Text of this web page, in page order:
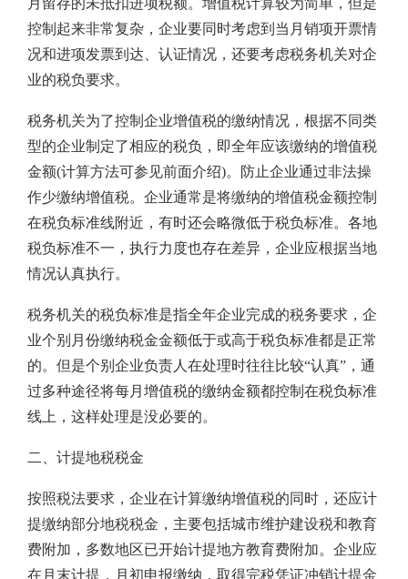
月留存的未抵扣进项税额。增值税计算较为简单，但是
控制起来非常复杂，企业要同时考虑到当月销项开票情
况和进项发票到达、认证情况，还要考虑税务机关对企
业的税负要求。
税务机关为了控制企业增值税的缴纳情况，根据不同类
型的企业制定了相应的税负，即全年应该缴纳的增值税
金额(计算方法可参见前面介绍)。防止企业通过非法操
作少缴纳增值税。企业通常是将缴纳的增值税金额控制
在税负标准线附近，有时还会略微低于税负标准。各地
税负标准不一，执行力度也存在差异，企业应根据当地
情况认真执行。
税务机关的税负标准是指全年企业完成的税务要求，企
业个别月份缴纳税金金额低于或高于税负标准都是正常
的。但是个别企业负责人在处理时往往比较“认真”，通
过多种途径将每月增值税的缴纳金额都控制在税负标准
线上，这样处理是没必要的。
二、计提地税税金
按照税法要求，企业在计算缴纳增值税的同时，还应计
提缴纳部分地税税金，主要包括城市维护建设税和教育
费附加，多数地区已开始计提地方教育费附加。企业应
在月末计提，月初申报缴纳，取得完税凭证冲销计提金